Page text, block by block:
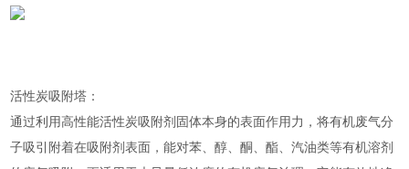
活性炭吸附塔：
通过利用高性能活性炭吸附剂固体本身的表面作用力，将有机废气分
子吸引附着在吸附剂表面，能对苯、醇、酮、酯、汽油类等有机溶剂